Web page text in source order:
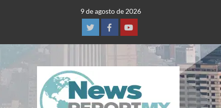
9 de agosto de 2026
TwitterFacebookYoutube